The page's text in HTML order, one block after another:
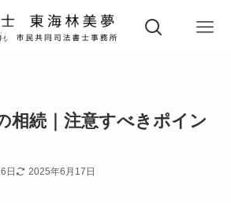
相続｜注意すべきポイン
日 2025年6月17日